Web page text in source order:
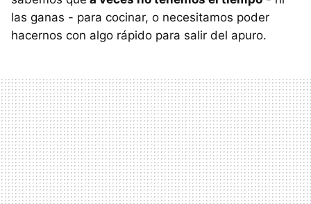
las ganas - para cocinar, o necesitamos poder
hacernos con algo rápido para salir del apuro.